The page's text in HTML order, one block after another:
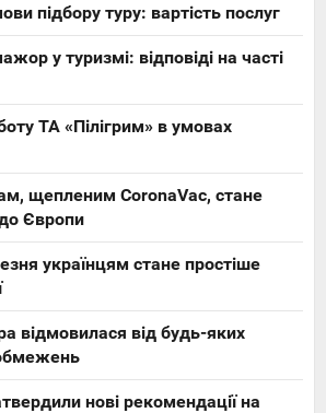
підбору туру: вартість послуг
у туризмі: відповіді на часті
ТА «Пілігрим» в умовах
щепленим CoronaVac, стане
Європи
українцям стане простіше
відмовилася від будь-яких
нові рекомендації на